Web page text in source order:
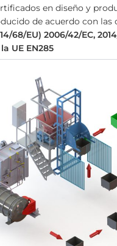
en diseño y
de acuerdo con las
68/EU) 2006/42/EC,
UE EN285